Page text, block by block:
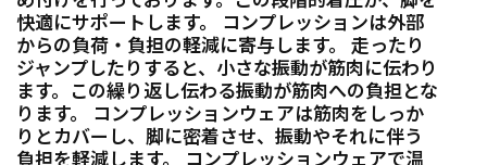
快適にサポートします。 コンプレッションは外部
からの負荷・負担の軽減に寄与します。 走ったり
ジャンプしたりすると、小さな振動が筋肉に伝わり
ます。この繰り返し伝わる振動が筋肉への負担とな
ります。 コンプレッションウェアは筋肉をしっか
りとカバーし、脚に密着させ、振動やそれに伴う
負担を軽減します。 コンプレッションウェアで温